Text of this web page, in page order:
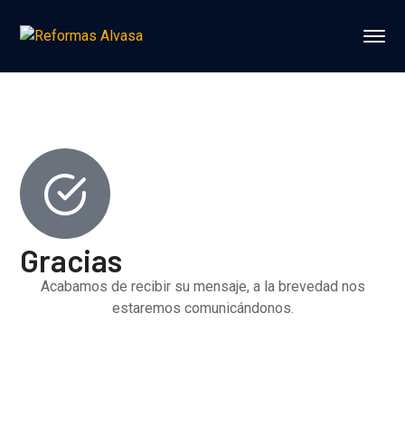
Gracias
Acabamos de recibir su mensaje, a la brevedad nos
estaremos comunicándonos.
reformar tu
negocio?